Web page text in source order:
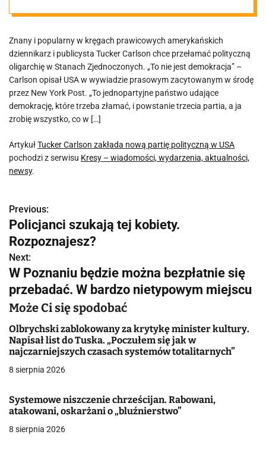
USA
Znany i popularny w kręgach prawicowych amerykańskich
dziennikarz i publicysta Tucker Carlson chce przełamać polityczną
oligarchię w Stanach Zjednoczonych. „To nie jest demokracja” –
Carlson opisał USA w wywiadzie prasowym zacytowanym w środę
przez New York Post. „To jednopartyjne państwo udające
demokrację, które trzeba złamać, i powstanie trzecia partia, a ja
zrobię wszystko, co w […]
ArtykułTucker Carlson zakłada nową partię polityczną w USA
pochodzi z serwisu Kresy – wiadomości, wydarzenia, aktualności,
newsy.
N
a
w
i
g
a
c
j
a
w
Previous:
Policjanci szukają tej kobiety.
Rozpoznajesz?
Next:
W Poznaniu będzie można bezpłatnie się
przebadać. W bardzo nietypowym miejscu
Może Ci się spodobać
Olbrychski zablokowany za krytykę minister kultury.
Napisał list do Tuska. „Poczułem się jak w
najczarniejszych czasach systemów totalitarnych”
8 sierpnia 2026
Systemowe niszczenie chrześcijan. Rabowani,
atakowani, oskarżani o „bluźnierstwo”
8 sierpnia 2026